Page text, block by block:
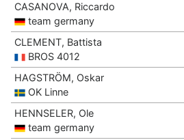
CASANOVA, Riccardo
team germany
CLEMENT, Battista
BROS 4012
HAGSTRÖM, Oskar
OK Linne
HENNSELER, Ole
team germany